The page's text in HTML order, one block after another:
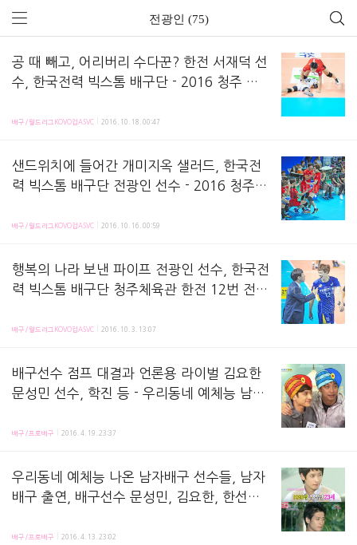
전광인 (75)
공 때 빼고, 어리버리 수다꾼? 한전 서재덕 선
수, 한국전력 빅스톰 배구단 - 2016 청주 코
16 코보컵에서의 한국전력 빅스톰 서재덕 선수 담겼어요 수다꾼같은 모습과 어리버리 실수하
배구/월드리그KOVO컵ASVC 2016. 10. 18. 00:47
샌드위치에 들어간 개미지옥 샐러드, 한국전
력 빅스톰 배구단 전광인 선수 - 2016 청주
2016 코보컵 최고의 선수로 꼽혔었죠. 한국전력 전광인 선수의 코보컵 준결승 중의 모습 담겼
배구/월드리그KOVO컵ASVC 2016. 10. 16. 00:59
행복의 나라 보낸 파이프 전광인 선수, 한국전
력 빅스톰 배구단 청주체육관 한전 12번 전광
주 kovo컵 프로배구대회 코보컵
한국전력 배구단이 2016 코보컵 결승에 진출했죠. 4전 전승 중입니다. 그리고 한전 승리에 남
배구/월드리그KOVO컵ASVC 2016. 10. 3. 13:07
배구선수 점프 대결과 언론용 라이벌 김요한
문성민 선수, 학진 등 - 우리동네 예체능 남자
7개 프로배구 구단의 선수들이 한명씩 나왔어요토크를 하는데1. 문성민 선수가 친 스파이크에
배구/프로배구 2016. 4. 19. 23:37
우리동네 예체능 나온 남자배구 선수들, 남자
배구 출연, 배구선수 문성민, 김요한, 한선수,
동네 예체능 배구편 152회 출연 남자배구 선
4월 19일 화요일 23:10시, 우리동네 예체능 배구편에 남자 프로배구 선수들이 출연합니다.
배구/프로배구 2016. 4. 13. 23:02